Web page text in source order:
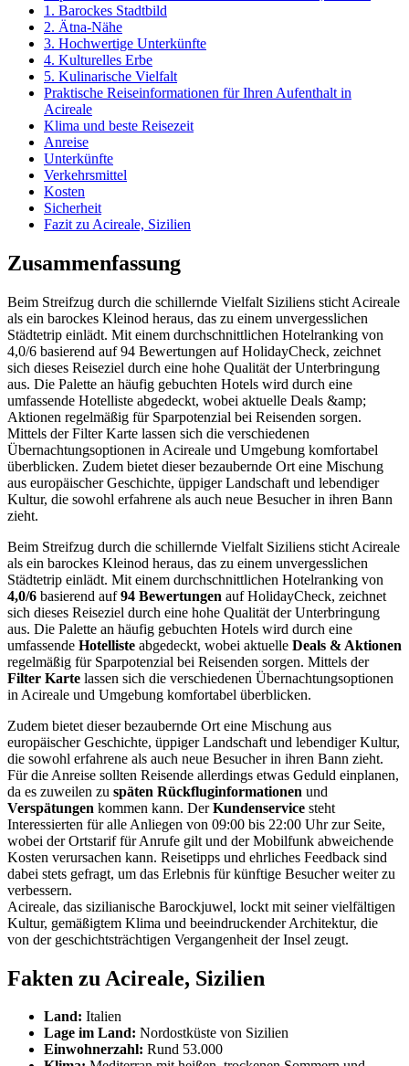
1. Barockes Stadtbild
2. Ätna-Nähe
3. Hochwertige Unterkünfte
4. Kulturelles Erbe
5. Kulinarische Vielfalt
Praktische Reiseinformationen für Ihren Aufenthalt in
Acireale
Klima und beste Reisezeit
Anreise
Unterkünfte
Verkehrsmittel
Kosten
Sicherheit
Fazit zu Acireale, Sizilien
Zusammenfassung
Beim Streifzug durch die schillernde Vielfalt Siziliens sticht Acireale
als ein barockes Kleinod heraus, das zu einem unvergesslichen
Städtetrip einlädt. Mit einem durchschnittlichen Hotelranking von
4,0/6 basierend auf 94 Bewertungen auf HolidayCheck, zeichnet
sich dieses Reiseziel durch eine hohe Qualität der Unterbringung
aus. Die Palette an häufig gebuchten Hotels wird durch eine
umfassende Hotelliste abgedeckt, wobei aktuelle Deals &amp;
Aktionen regelmäßig für Sparpotenzial bei Reisenden sorgen.
Mittels der Filter Karte lassen sich die verschiedenen
Übernachtungsoptionen in Acireale und Umgebung komfortabel
überblicken. Zudem bietet dieser bezaubernde Ort eine Mischung
aus europäischer Geschichte, üppiger Landschaft und lebendiger
Kultur, die sowohl erfahrene als auch neue Besucher in ihren Bann
zieht.
Beim Streifzug durch die schillernde Vielfalt Siziliens sticht Acireale
als ein barockes Kleinod heraus, das zu einem unvergesslichen
Städtetrip einlädt. Mit einem durchschnittlichen Hotelranking von
4,0/6 basierend auf94 Bewertungen auf HolidayCheck, zeichnet
sich dieses Reiseziel durch eine hohe Qualität der Unterbringung
aus. Die Palette an häufig gebuchten Hotels wird durch eine
umfassende Hotelliste abgedeckt, wobei aktuelle Deals & Aktionen
regelmäßig für Sparpotenzial bei Reisenden sorgen. Mittels der
Filter Karte lassen sich die verschiedenen Übernachtungsoptionen
in Acireale und Umgebung komfortabel überblicken.
Zudem bietet dieser bezaubernde Ort eine Mischung aus
europäischer Geschichte, üppiger Landschaft und lebendiger Kultur,
die sowohl erfahrene als auch neue Besucher in ihren Bann zieht.
Für die Anreise sollten Reisende allerdings etwas Geduld einplanen,
da es zuweilen zu späten Rückfluginformationen und
Verspätungen kommen kann. DerKundenservice steht
Interessierten für alle Anliegen von 09:00 bis 22:00 Uhr zur Seite,
wobei der Ortstarif für Anrufe gilt und der Mobilfunk abweichende
Kosten verursachen kann. Reisetipps und ehrliches Feedback sind
dabei stets gefragt, um das Erlebnis für künftige Besucher weiter zu
verbessern.
Acireale, das sizilianische Barockjuwel, lockt mit seiner vielfältigen
Kultur, gemäßigtem Klima und beeindruckender Architektur, die
von der geschichtsträchtigen Vergangenheit der Insel zeugt.
Fakten zu Acireale, Sizilien
Land: Italien
Lage im Land: Nordostküste von Sizilien
Einwohnerzahl: Rund 53.000